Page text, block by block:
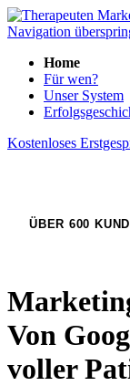
Navigation
Home
Für wen?
Unser System
Kostenloses
ÜBER 600
Von
voller